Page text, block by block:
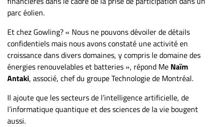
parc éolien.
Et chez Gowling? « Nous ne pouvons dévoiler de détails
confidentiels mais nous avons constaté une activité en
croissance dans divers domaines, y compris le domaine des
énergies renouvelables et batteries », répond Me Naïm
Antaki, associé, chef du groupe Technologie de Montréal.
Il ajoute que les secteurs de l’intelligence artificielle, de
l’informatique quantique et des sciences de la vie bougent
aussi.